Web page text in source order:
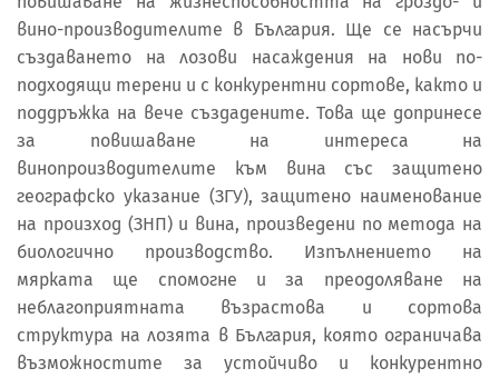
вино-производителите в България. Ще се насърчи
създаването на лозови насаждения на нови по-
подходящи терени и с конкурентни сортове, както и
поддръжка на вече създадените. Това ще допринесе
за повишаване на интереса на
винопроизводителите към вина със защитено
географско указание (ЗГУ), защитено наименование
на произход (ЗНП) и вина, произведени по метода на
биологично производство. Изпълнението на
мярката ще спомогне и за преодоляване на
неблагоприятната възрастова и сортова
структура на лозята в България, която ограничава
възможностите за устойчиво и конкурентно